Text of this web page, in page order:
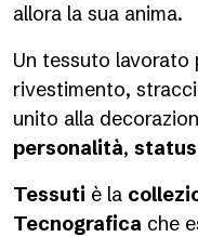
allora la sua anima.
Un tessuto
rivestimento,
unito alla
personalità,
Tessuti è la
Tecnografica che